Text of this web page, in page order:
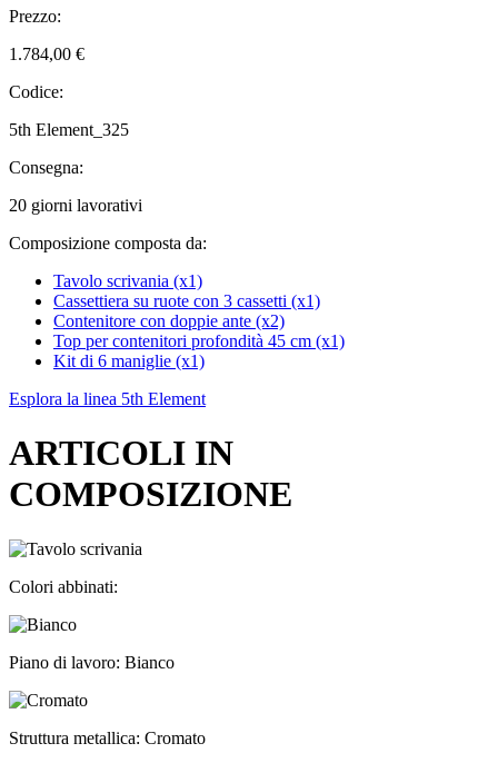
Prezzo:
1.784,00 €
Codice:
5th Element_325
Consegna:
20 giorni lavorativi
Composizione composta da:
Tavolo scrivania (x1)
Cassettiera su ruote con 3 cassetti (x1)
Contenitore con doppie ante (x2)
Top per contenitori profondità 45 cm (x1)
Kit di 6 maniglie (x1)
Esplora la linea 5th Element
ARTICOLI IN
COMPOSIZIONE
Colori abbinati:
Piano di lavoro: Bianco
Struttura metallica: Cromato